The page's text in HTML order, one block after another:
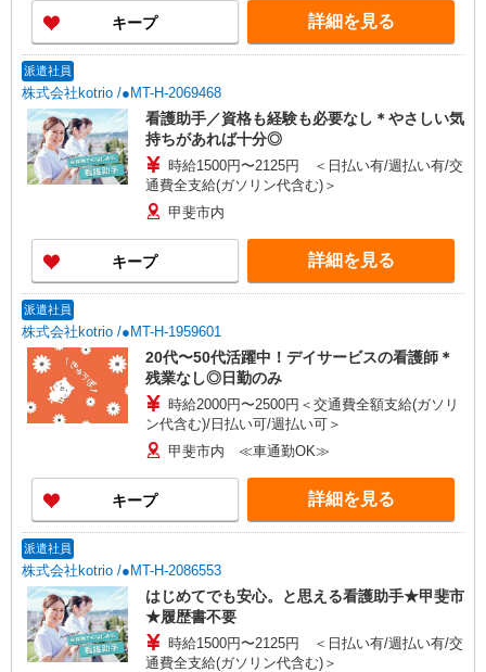
キープ 詳細を見る
派遣社員
株式会社kotrio /●MT-H-2069468
看護助手／資格も経験も必要なし＊やさしい気
持ちがあれば十分◎
時給1500円〜2125円 ＜日払い有/週払い有/交
通費全支給(ガソリン代含む)＞
甲斐市内
キープ 詳細を見る
派遣社員
株式会社kotrio /●MT-H-1959601
20代〜50代活躍中！デイサービスの看護師＊
残業なし◎日勤のみ
時給2000円〜2500円＜交通費全額支給(ガソリ
ン代含む)/日払い可/週払い可＞
甲斐市内 ≪車通勤OK≫
キープ 詳細を見る
派遣社員
株式会社kotrio /●MT-H-2086553
はじめてでも安心。と思える看護助手★甲斐市
★履歴書不要
時給1500円〜2125円 ＜日払い有/週払い有/交
通費全支給(ガソリン代含む)＞